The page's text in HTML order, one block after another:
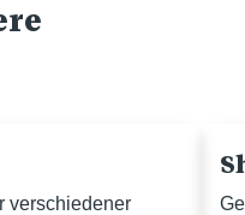
verschiedener